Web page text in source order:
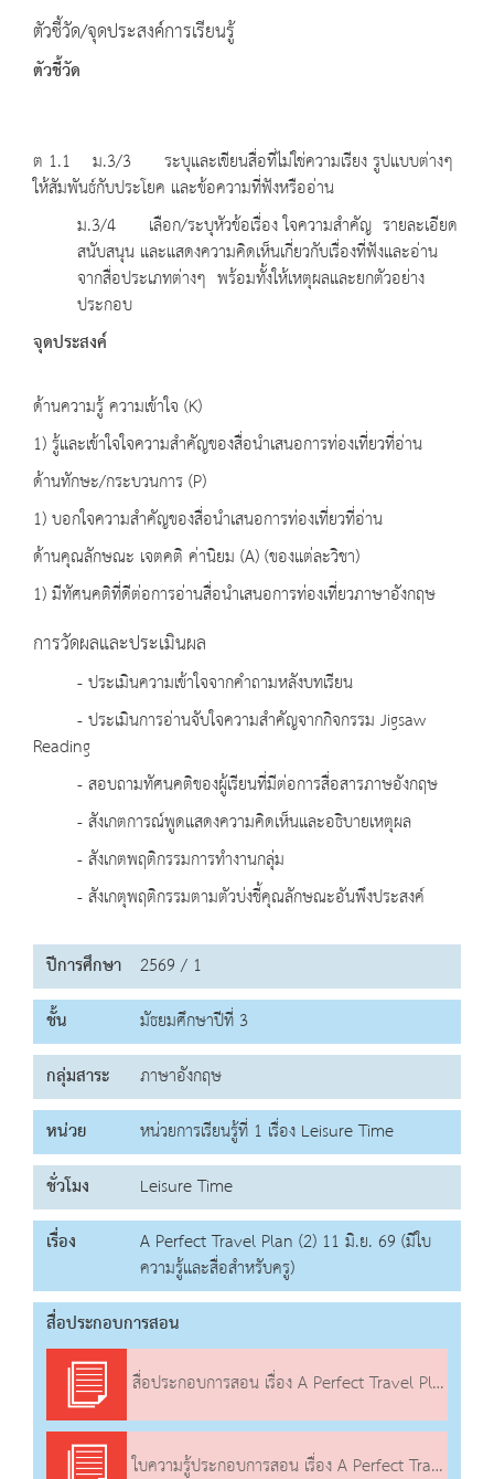
ตัวชี้วัด/จุดประสงค์การเรียนรู้
ตัวชี้วัด
ต 1.1 ม.3/3 ระบุและเขียนสื่อที่ไม่ใช่ความเรียง รูปแบบต่างๆ
ให้สัมพันธ์กับประโยค และข้อความที่ฟังหรืออ่าน
ม.3/4 เลือก/ระบุหัวข้อเรื่อง ใจความสำคัญ รายละเอียด
สนับสนุน และแสดงความคิดเห็นเกี่ยวกับเรื่องที่ฟังและอ่าน
จากสื่อประเภทต่างๆ พร้อมทั้งให้เหตุผลและยกตัวอย่าง
ประกอบ
จุดประสงค์
ด้านความรู้ ความเข้าใจ (K)
1) รู้และเข้าใจใจความสำคัญของสื่อนำเสนอการท่องเที่ยวที่อ่าน
ด้านทักษะ/กระบวนการ (P)
1) บอกใจความสำคัญของสื่อนำเสนอการท่องเที่ยวที่อ่าน
ด้านคุณลักษณะ เจตคติ ค่านิยม (A) (ของแต่ละวิชา)
1) มีทัศนคติที่ดีต่อการอ่านสื่อนำเสนอการท่องเที่ยวภาษาอังกฤษ
การวัดผลและประเมินผล
- ประเมินความเข้าใจจากคำถามหลังบทเรียน
- ประเมินการอ่านจับใจความสำคัญจากกิจกรรม Jigsaw
Reading
- สอบถามทัศนคติของผู้เรียนที่มีต่อการสื่อสารภาษอังกฤษ
- สังเกตการณ์พูดแสดงความคิดเห็นและอธิบายเหตุผล
- สังเกตพฤติกรรมการทำงานกลุ่ม
- สังเกตุพฤติกรรมตามตัวบ่งชี้คุณลักษณะอันพึงประสงค์
ปีการศึกษา 2569 / 1
ชั้น
มัธยมศึกษาปีที่ 3
กลุ่มสาระ
ภาษาอังกฤษ
หน่วย
หน่วยการเรียนรู้ที่ 1 เรื่อง Leisure Time
ชั่วโมง
Leisure Time
เรื่อง
A Perfect Travel Plan (2) 11 มิ.ย. 69 (มีใบ
ความรู้และสื่อสำหรับครู)
สื่อประกอบการสอน
สื่อประกอบการสอน เรื่อง A Perfect Travel Plan (2)
ใบความรู้ประกอบการสอน เรื่อง A Perfect Travel Plan (2)